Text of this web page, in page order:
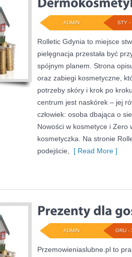
STY -
ADMIN
Rolletic Gdynia to miejsce
pielęgnacja przestała być
spójnym planem. Strona
oraz zabiegi kosmetyczne,
potrzeby skóry i krok po
centrum jest naskórek – jej
człowiek: osoba dbająca o
Nowości w kosmetyce i Zero
kosmetyczka. Na stronie
podejście,
[ Read More ]
GRU -
ADMIN
Przemowieniaslubne.pl to